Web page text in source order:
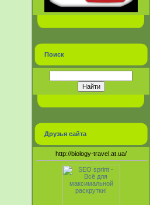
Поиск
Друзья сайта
http://biology-travel.at.ua/